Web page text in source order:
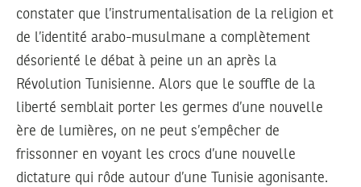
constater que l’instrumentalisation de la religion et
de l’identité arabo-musulmane a complètement
désorienté le débat à peine un an après la
Révolution Tunisienne. Alors que le souffle de la
liberté semblait porter les germes d’une nouvelle
ère de lumières, on ne peut s’empêcher de
frissonner en voyant les crocs d’une nouvelle
dictature qui rôde autour d’une Tunisie agonisante.